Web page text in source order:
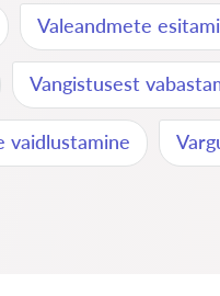
Valeandmete
Vangistusest
vaidlustamine